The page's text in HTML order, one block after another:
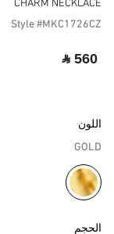
CHARM NECKLACE
Style #MKC1726CZ
‎ ⃁ 560 ‎
اللون
GOLD
مختار
الحجم